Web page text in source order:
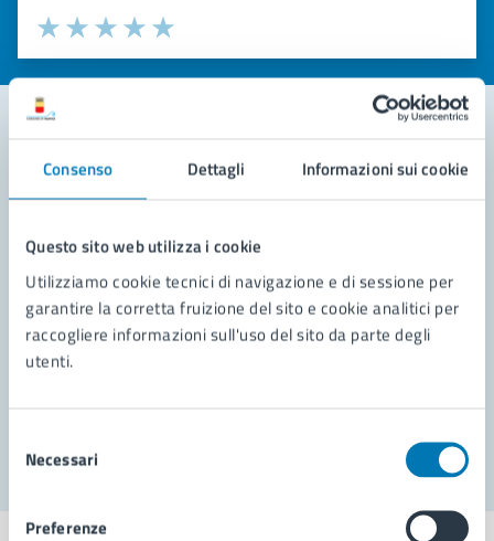
Consenso Dettagli Informazioni sui cookie
Questo sito web utilizza i cookie
Utilizziamo cookie tecnici di navigazione e di sessione per
garantire la corretta fruizione del sito e cookie analitici per
raccogliere informazioni sull'uso del sito da parte degli
utenti.
delNecessari
Preferenze
Valuta la chiarezza delle informazioni (da 1 a 5 stelle)
Seleziona il numero di stelle per valutare la chiarezza delle
Valuta 5 stelle su 5
Valuta 4 stelle su 5
Valuta 3 stelle su 5
Valuta 2 stelle su 5
Valuta 1 stelle su 5
Contatta il comune
Richiedi assistenza
Prenota appuntamento
Problemi in città